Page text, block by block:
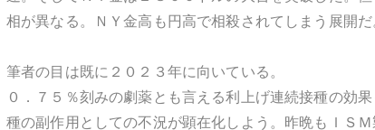
相が異なる。ＮＹ金高も円高で相殺されてしまう展開
筆者の目は既に２０２３年に向いている。
０．７５％刻みの劇薬とも言える利上げ連続接種の効
種の副作用としての不況が顕在化しよう。昨晩もＩＳ